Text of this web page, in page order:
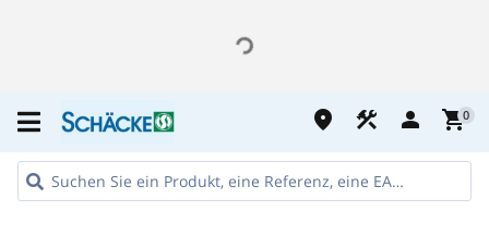
place construction person shopping_cart0